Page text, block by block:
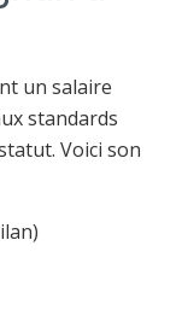
un salaire
standards
Voici son